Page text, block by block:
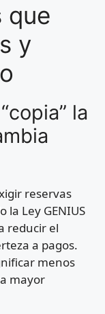
que
y
la
reservas
la Ley GENIUS
reducir el
a pagos.
menos
mayor